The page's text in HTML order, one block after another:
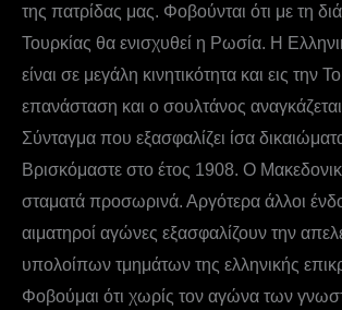
της πατρίδας μας. Φοβούνται ότι με τη
Τουρκίας θα ενισχυθεί η Ρωσία. Η
είναι σε μεγάλη κινητικότητα και εις την
επανάσταση και ο σουλτάνος
Σύνταγμα που εξασφαλίζει ίσα
Βρισκόμαστε στο έτος 1908. Ο
σταματά προσωρινά. Αργότερα άλλοι
αιματηροί αγώνες εξασφαλίζουν την
υπολοίπων τμημάτων της ελληνικής
Φοβούμαι ότι χωρίς τον αγώνα των